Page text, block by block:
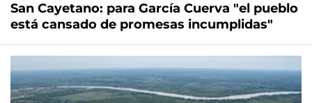
San Cayetano: para García Cuerva "el pueblo
está cansado de promesas incumplidas"